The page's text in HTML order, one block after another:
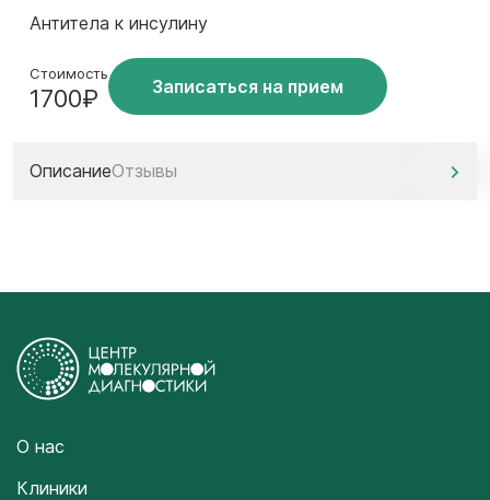
Антитела к инсулину
Стоимость
1700₽ Записаться на прием
ОписаниеОтзывы
О нас
Клиники